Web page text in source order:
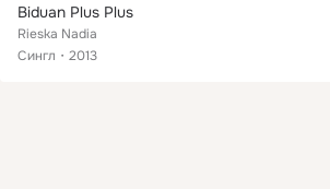
Biduan Plus Plus
Rieska Nadia
Сингл
2013